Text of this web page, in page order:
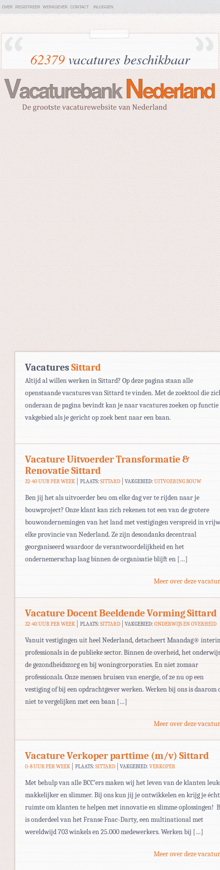
OVER REGISTREER WERKGEVER CONTACT INLOGGEN
62379vacatures beschikbaar
VacaturesSittard
Altijd al willen werken in Sittard? Op deze pagina staan alle
openstaande vacatures van Sittard te vinden. Met de zoektool die
onderaan de pagina bevindt kan je naar vacatures zoeken op functie
vakgebied als je gericht op zoek bent naar een baan.
Vacature Uitvoerder Transformatie &
Renovatie Sittard
32-40 UUR PER WEEK PLAATS: SITTARD VAKGEBIED:UITVOERING BOUW
Ben jij het als uitvoerder beu om elke dag ver te rijden naar je
bouwproject? Onze klant kan zich rekenen tot een van de grotere
bouwondernemingen van het land met vestigingen verspreid in
elke provincie van Nederland. Ze zijn desondanks decentraal
georganiseerd waardoor de verantwoordelijkheid en het
ondernemerschap laag binnen de organisatie blijft en […]
Meer over deze
Vacature Docent Beeldende Vorming Sittard
32-40 UUR PER WEEK PLAATS: SITTARD VAKGEBIED:ONDERWIJS EN OVERHEID
Vanuit vestigingen uit heel Nederland, detacheert Maandag®
professionals in de publieke sector. Binnen de overheid, het
de gezondheidszorg en bij woningcorporaties. En niet zomaar
professionals. Onze mensen bruisen van energie, of ze nu op een
vestiging of bij een opdrachtgever werken. Werken bij ons is daarom
niet te vergelijken met een baan […]
Meer over deze
Vacature Verkoper parttime (m/v) Sittard
0-8 UUR PER WEEK PLAATS: SITTARD VAKGEBIED:VERKOPER
Met behulp van alle BCC’ers maken wij het leven van de klanten
makkelijker en slimmer. Bij ons kun jij je ontwikkelen en krijg je
ruimte om klanten te helpen met innovatie en slimme oplossingen!
is onderdeel van het Franse Fnac-Darty, een multinational met
wereldwijd 703 winkels en 25.000 medewerkers. Werken bij […]
Meer over deze